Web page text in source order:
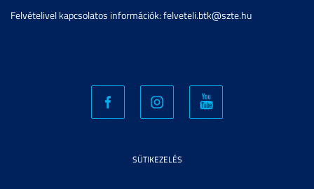
Felvételivel kapcsolatos információk: felveteli.btk@szte.hu
SÜTIKEZELÉS